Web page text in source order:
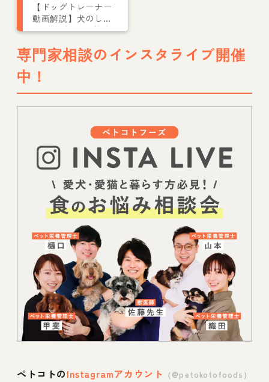
【ドッグトレーナー
動画解説】犬のしつ
け一覧ガイド｜迎え
注意点を解説
専門家相談のインスタライブ開催
中！
ペトコトのInstagramアカウント （@petokotofoods）